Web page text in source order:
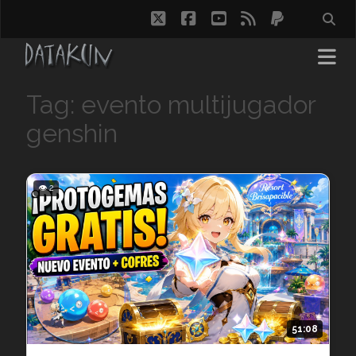
twitterfacebook
youtube
rss paypal
Tag: evento multijugador
genshin
51:08
👁 2